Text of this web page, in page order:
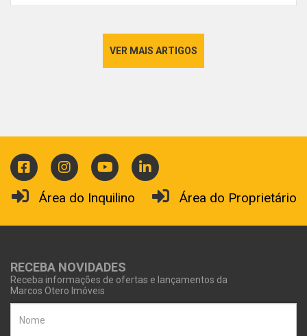
VER MAIS ARTIGOS
Área do Inquilino Área do Proprietário
RECEBA NOVIDADES
Receba informações de ofertas e lançamentos da
Marcos Otero Imóveis